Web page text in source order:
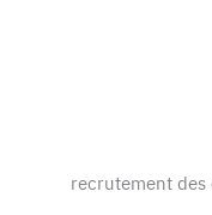
recrutement